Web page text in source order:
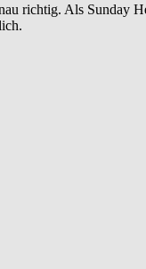
richtig. Als Sunday